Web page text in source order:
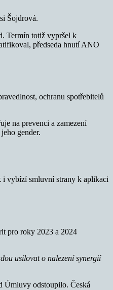
Šojdrová.
Termín totiž vypršel k
předseda hnutí ANO
ochranu spotřebitelů
na prevenci a zamezení
gender.
i vybízí smluvní strany k aplikaci
pro roky 2023 a 2024
usilovat o nalezení synergií
Úmluvy odstoupilo. Česká